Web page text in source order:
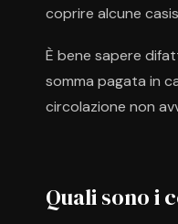
coprire alcune
È bene sapere
somma pagata in
circolazione non
Quali sono i